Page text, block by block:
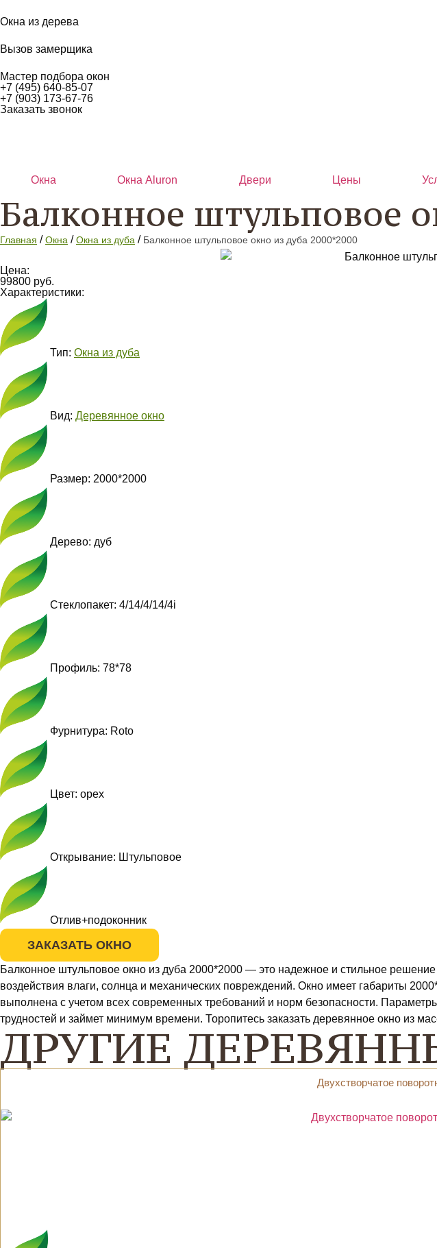
Окна из дерева
Вызов замерщика
Мастер подбора окон
+7 (495) 640-85-07
+7 (903) 173-67-76
Заказать звонок
Окна Окна Aluron Двери Цены
Балконное штульповое
Главная / Окна / Окна из дуба / Балконное штульповое окно из дуба 2000*2000
Цена:
99800 руб.
Характеристики:
Тип: Окна из дуба
Вид: Деревянное окно
Размер: 2000*2000
Дерево: дуб
Стеклопакет: 4/14/4/14/4i
Профиль: 78*78
Фурнитура: Roto
Цвет: орех
Открывание: Штульповое
Отлив+подоконник
ЗАКАЗАТЬ ОКНО
Балконное штульповое окно из дуба 2000*2000 — это надежное и стильное
воздействия влаги, солнца и механических повреждений. Окно имеет габариты
выполнена с учетом всех современных требований и норм безопасности.
трудностей и займет минимум времени. Торопитесь заказать деревянное окно из
ДРУГИЕ
Двухстворчатое